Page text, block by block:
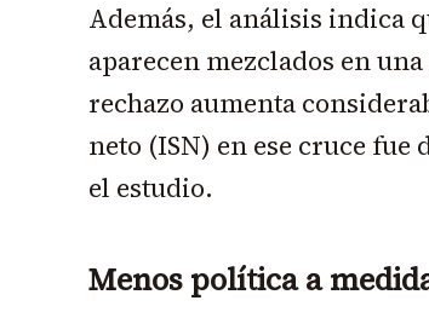
Además, el análisis indica
aparecen mezclados en
rechazo aumenta
neto (ISN) en ese cruce fue
el estudio.
Menos política a